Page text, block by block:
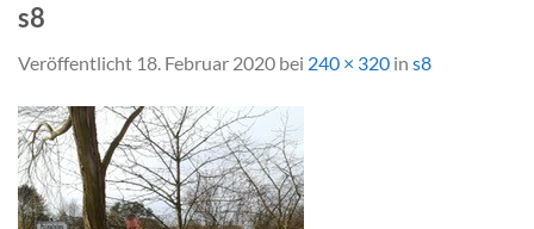
s8
Veröffentlicht 18. Februar 2020 bei 240 × 320 in s8